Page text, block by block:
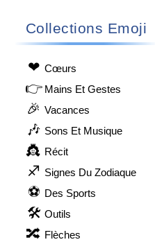
Collections Emoji
❤ Сœurs
👉 Mains Et Gestes
🎉 Vacances
🎶 Sons Et Musique
👸 Récit
♐ Signes Du Zodiaque
⚽ Des Sports
🛠 Outils
🔀 Flèches